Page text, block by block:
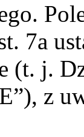
7a
(t. j.
z